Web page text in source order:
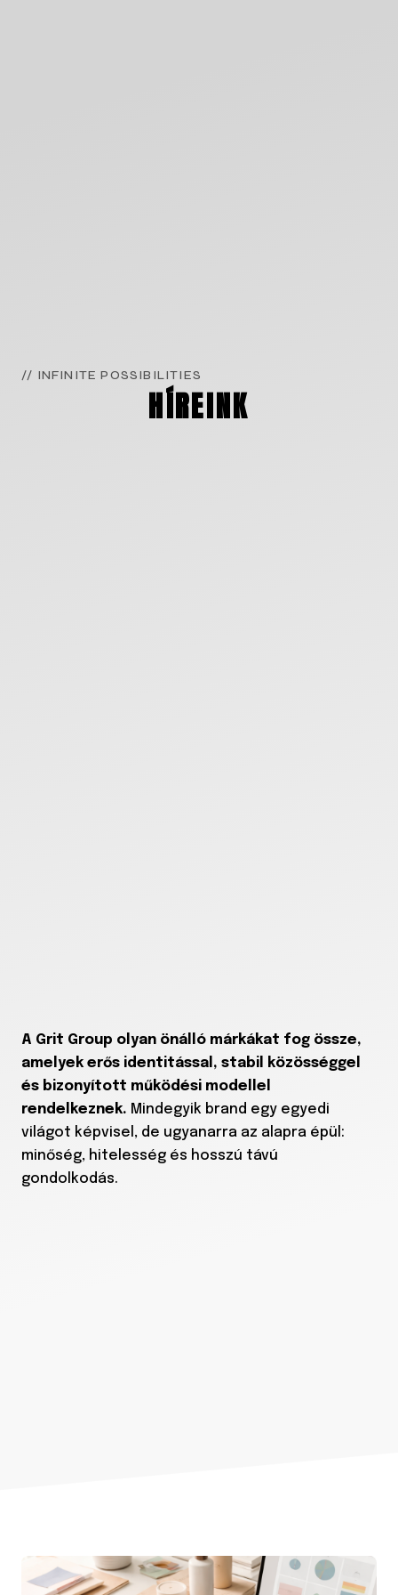
// INFINITE POSSIBILITIES
HÍREINK
A Grit Group olyan önálló márkákat fog össze,
amelyek erős identitással, stabil közösséggel
és bizonyított működési modellel
rendelkeznek. Mindegyik brand egy egyedi
világot képvisel, de ugyanarra az alapra épül:
minőség, hitelesség és hosszú távú
gondolkodás.